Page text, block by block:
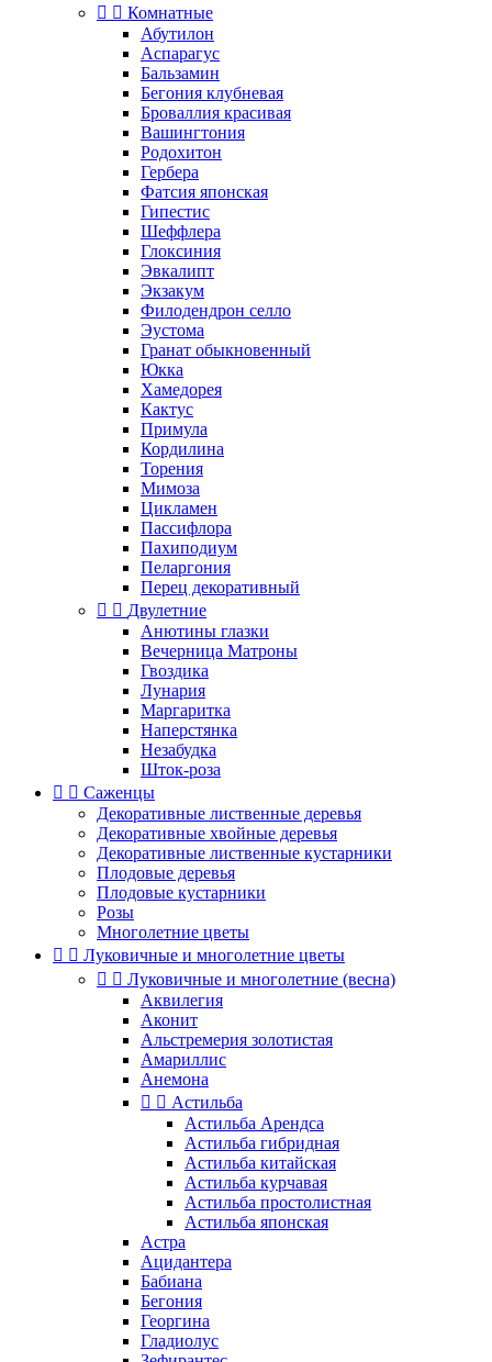
  Комнатные
Абутилон
Аспарагус
Бальзамин
Бегония клубневая
Броваллия красивая
Вашингтония
Родохитон
Гербера
Фатсия японская
Гипестис
Шеффлера
Глоксиния
Эвкалипт
Экзакум
Филодендрон селло
Эустома
Гранат обыкновенный
Юкка
Хамедорея
Кактус
Примула
Кордилина
Торения
Мимоза
Цикламен
Пассифлора
Пахиподиум
Пеларгония
Перец декоративный
  Двулетние
Анютины глазки
Вечерница Матроны
Гвоздика
Лунария
Маргаритка
Наперстянка
Незабудка
Шток-роза
  Саженцы
Декоративные лиственные деревья
Декоративные хвойные деревья
Декоративные лиственные кустарники
Плодовые деревья
Плодовые кустарники
Розы
Многолетние цветы
  Луковичные и многолетние цветы
  Луковичные и многолетние (весна)
Аквилегия
Аконит
Альстремерия золотистая
Амариллис
Анемона
  Астильба
Астильба Арендса
Астильба гибридная
Астильба китайская
Астильба курчавая
Астильба простолистная
Астильба японская
Астра
Ацидантера
Бабиана
Бегония
Георгина
Гладиолус